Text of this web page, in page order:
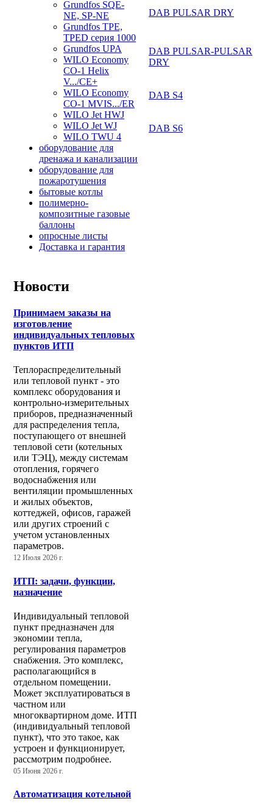
Grundfos SQE-
NE, SP-NE
Grundfos TPE,
TPED серия 1000
Grundfos UPA
WILO Economy
CO-1 Helix
V.../CE+
WILO Economy
CO-1 MVIS.../ER
WILO Jet HWJ
WILO Jet WJ
WILO TWU 4
оборудование для
дренажа и канализации
оборудование для
пожаротушения
бытовые котлы
полимерно-
композитные газовые
баллоны
опросные листы
Доставка и гарантия
Новости
Принимаем заказы на
изготовление
индивидуальных тепловых
пунктов ИТП
Теплораспределительный
или тепловой пункт - это
комплекс оборудования и
контрольно-измерительных
приборов, предназначенный
для распределения тепла,
поступающего от внешней
тепловой сети (котельных
или ТЭЦ), между системам
отопления, горячего
водоснабжения или
вентиляции промышленных
и жилых объектов,
коттеджей, офисов, гаражей
или других строений с
учетом установленных
параметров.
12 Июля 2026 г.
ИТП: задачи, функции,
назначение
Индивидуальный тепловой
пункт предназначен для
экономии тепла,
регулирования параметров
снабжения. Это комплекс,
располагающийся в
отдельном помещении.
Может эксплуатироваться в
частном или
многоквартирном доме. ИТП
(индивидуальный тепловой
пункт), что это такое, как
устроен и функционирует,
рассмотрим подробнее.
05 Июня 2026 г.
Автоматизация котельной
DAB PULSAR DRY
DAB PULSAR-PULSAR
DRY
DAB S4
DAB S6